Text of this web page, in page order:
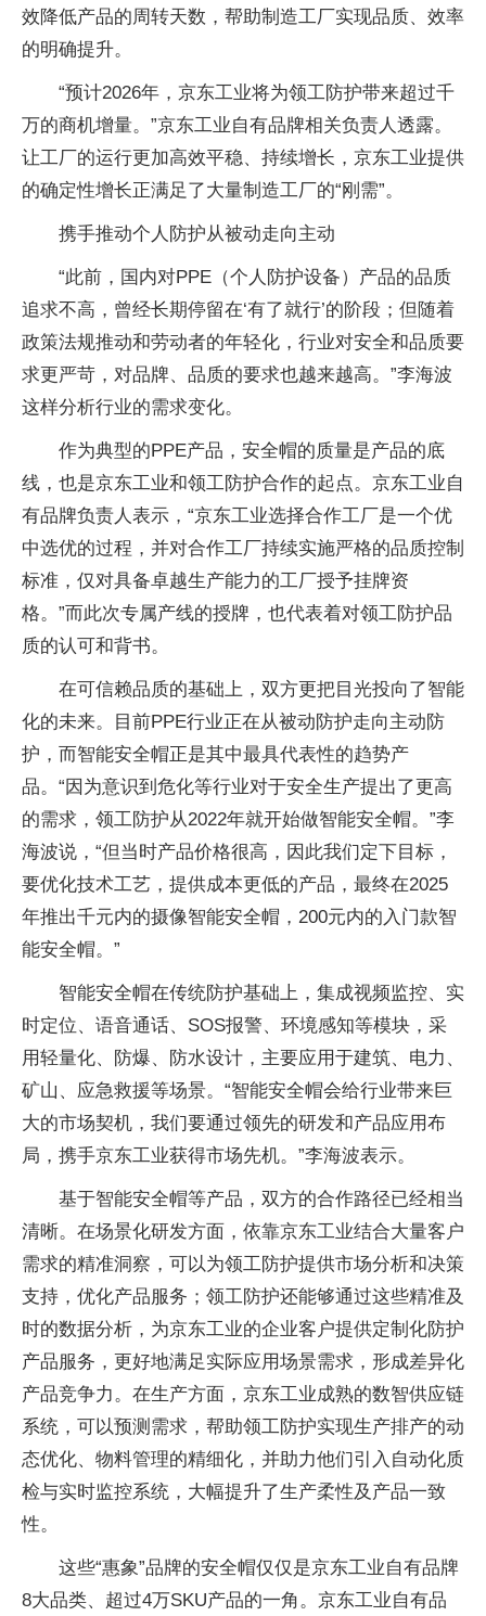
效降低产品的周转天数，帮助制造工厂实现品质、效率
的明确提升。
“预计2026年，京东工业将为领工防护带来超过千
万的商机增量。”京东工业自有品牌相关负责人透露。
让工厂的运行更加高效平稳、持续增长，京东工业提供
的确定性增长正满足了大量制造工厂的“刚需”。
携手推动个人防护从被动走向主动
“此前，国内对PPE（个人防护设备）产品的品质
追求不高，曾经长期停留在‘有了就行’的阶段；但随着
政策法规推动和劳动者的年轻化，行业对安全和品质要
求更严苛，对品牌、品质的要求也越来越高。”李海波
这样分析行业的需求变化。
作为典型的PPE产品，安全帽的质量是产品的底
线，也是京东工业和领工防护合作的起点。京东工业自
有品牌负责人表示，“京东工业选择合作工厂是一个优
中选优的过程，并对合作工厂持续实施严格的品质控制
标准，仅对具备卓越生产能力的工厂授予挂牌资
格。”而此次专属产线的授牌，也代表着对领工防护品
质的认可和背书。
在可信赖品质的基础上，双方更把目光投向了智能
化的未来。目前PPE行业正在从被动防护走向主动防
护，而智能安全帽正是其中最具代表性的趋势产
品。“因为意识到危化等行业对于安全生产提出了更高
的需求，领工防护从2022年就开始做智能安全帽。”李
海波说，“但当时产品价格很高，因此我们定下目标，
要优化技术工艺，提供成本更低的产品，最终在2025
年推出千元内的摄像智能安全帽，200元内的入门款智
能安全帽。”
智能安全帽在传统防护基础上，集成视频监控、实
时定位、语音通话、SOS报警、环境感知等模块，采
用轻量化、防爆、防水设计，主要应用于建筑、电力、
矿山、应急救援等场景。“智能安全帽会给行业带来巨
大的市场契机，我们要通过领先的研发和产品应用布
局，携手京东工业获得市场先机。”李海波表示。
基于智能安全帽等产品，双方的合作路径已经相当
清晰。在场景化研发方面，依靠京东工业结合大量客户
需求的精准洞察，可以为领工防护提供市场分析和决策
支持，优化产品服务；领工防护还能够通过这些精准及
时的数据分析，为京东工业的企业客户提供定制化防护
产品服务，更好地满足实际应用场景需求，形成差异化
产品竞争力。在生产方面，京东工业成熟的数智供应链
系统，可以预测需求，帮助领工防护实现生产排产的动
态优化、物料管理的精细化，并助力他们引入自动化质
检与实时监控系统，大幅提升了生产柔性及产品一致
性。
这些“惠象”品牌的安全帽仅仅是京东工业自有品牌
8大品类、超过4万SKU产品的一角。京东工业自有品